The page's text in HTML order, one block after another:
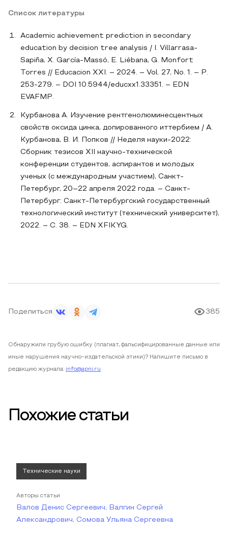
Список литературы
Academic achievement prediction in secondary
education by decision tree analysis / I. Villarrasa-
Sapiña, X. García-Massó, E. Liébana, G. Monfort
Torres // Educacion XXI. – 2024. – Vol. 27, No. 1. – P.
253-279. – DOI 10.5944/educxx1.33351. – EDN
EVAFMP.
Курбанова А. Изучение рентгенолюминесцентных
свойств оксида цинка, допированного иттербием / А.
Курбанова, В. И. Попков // Неделя науки-2022:
Сборник тезисов XII научно-технической
конференции студентов, аспирантов и молодых
ученых (с международным участием), Санкт-
Петербург, 20–22 апреля 2022 года. – Санкт-
Петербург: Санкт-Петербургский государственный
технологический институт (технический университет),
2022. – С. 38. – EDN XFIKYG.
Поделиться 385
Обнаружили грубую ошибку (плагиат, фальсифицированные данные или
иные нарушения научно-издательской этики)? Напишите письмо в
редакцию журнала: info@apni.ru
Похожие статьи
Технические науки
Авторы статьи
Валов Денис Сергеевич, Валгин Сергей
Александрович, Сомова Ульяна Сергеевна